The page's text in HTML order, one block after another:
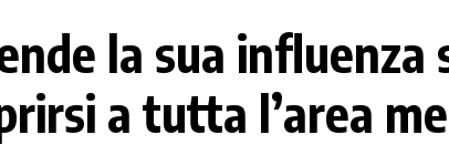
la sua
a tutta l’area